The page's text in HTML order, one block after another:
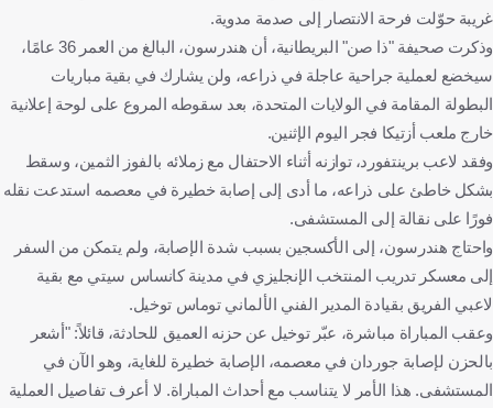
غريبة حوّلت فرحة الانتصار إلى صدمة مدوية.
وذكرت صحيفة "ذا صن" البريطانية، أن هندرسون، البالغ من العمر 36 عامًا،
سيخضع لعملية جراحية عاجلة في ذراعه، ولن يشارك في بقية مباريات
البطولة المقامة في الولايات المتحدة، بعد سقوطه المروع على لوحة إعلانية
خارج ملعب أزتيكا فجر اليوم الإثنين.
وفقد لاعب برينتفورد، توازنه أثناء الاحتفال مع زملائه بالفوز الثمين، وسقط
بشكل خاطئ على ذراعه، ما أدى إلى إصابة خطيرة في معصمه استدعت نقله
فورًا على نقالة إلى المستشفى.
واحتاج هندرسون، إلى الأكسجين بسبب شدة الإصابة، ولم يتمكن من السفر
إلى معسكر تدريب المنتخب الإنجليزي في مدينة كانساس سيتي مع بقية
لاعبي الفريق بقيادة المدير الفني الألماني توماس توخيل.
وعقب المباراة مباشرة، عبّر توخيل عن حزنه العميق للحادثة، قائلاً: "أشعر
بالحزن لإصابة جوردان في معصمه، الإصابة خطيرة للغاية، وهو الآن في
المستشفى. هذا الأمر لا يتناسب مع أحداث المباراة. لا أعرف تفاصيل العملية